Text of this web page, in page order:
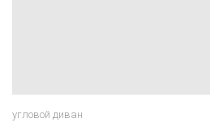
угловой диван